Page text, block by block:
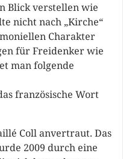
Blick verstellen wie
nicht nach „Kirche“
Charakter
für Freidenker wie
man folgende
französische Wort
Coll anvertraut. Das
2009 durch eine